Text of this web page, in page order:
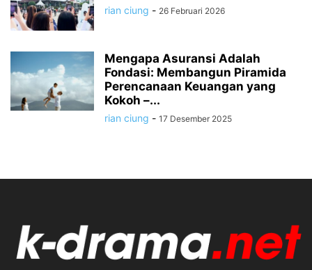
rian ciung - 26 Februari 2026
Mengapa Asuransi Adalah
Fondasi: Membangun Piramida
Perencanaan Keuangan yang
Kokoh –...
rian ciung - 17 Desember 2025